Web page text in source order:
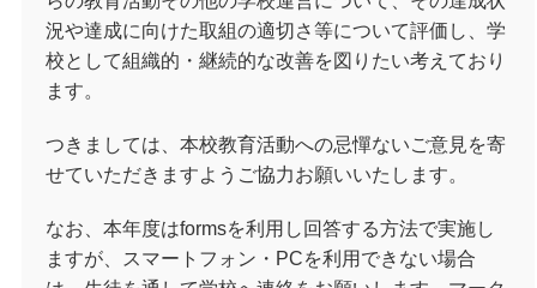
況や達成に向けた取組の適切さ等について評価し、学
校として組織的・継続的な改善を図りたい考えており
ます。
つきましては、本校教育活動への忌憚ないご意見を寄
せていただきますようご協力お願いいたします。
なお、本年度はformsを利用し回答する方法で実施し
ますが、スマートフォン・PCを利用できない場合